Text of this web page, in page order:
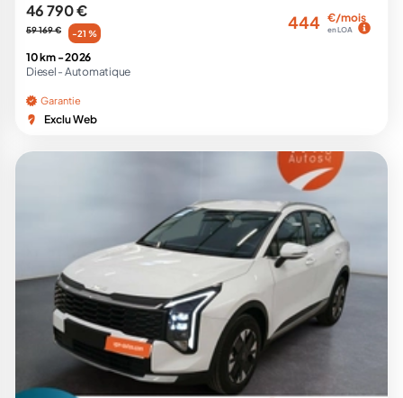
46 790 €
59 169 € -21 %
444 €/mois
en LOA
10 km -2026
Diesel - Automatique
Garantie
Exclu Web